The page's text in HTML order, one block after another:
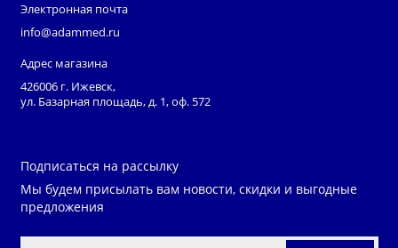
Электронная почта
info@adammed.ru
Адрес магазина
426006 г. Ижевск,
ул. Базарная площадь, д. 1, оф. 572
Подписаться на рассылку
Мы будем присылать вам новости, скидки и выгодные
предложения